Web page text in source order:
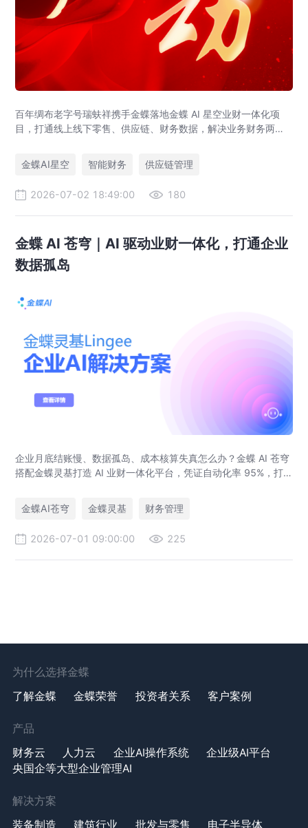
百年绸布老字号瑞蚨祥携手金蝶落地金蝶 AI 星空业财一体化项
目，打通线上线下零售、供应链、财务数据，解决业务财务两张
金蝶AI星空
智能财务 供应链管理
2026-07-02 18:49:00 180
金蝶 AI 苍穹｜AI 驱动业财一体化，打通企业
数据孤岛
企业月底结账慢、数据孤岛、成本核算失真怎么办？金蝶 AI 苍穹
搭配金蝶灵基打造 AI 业财一体化平台，凭证自动化率 95%，打
业落地案例。
金蝶AI苍穹 金蝶灵基 财务管理
2026-07-01 09:00:00 225
为什么选择金蝶
了解金蝶
金蝶荣誉 投资者关系 客户案例
产品
财务云
人力云 企业AI操作系统
企业级AI平台
央国企等大型企业管理AI
解决方案
装备制造
建筑行业 批发与零售 电子半导体